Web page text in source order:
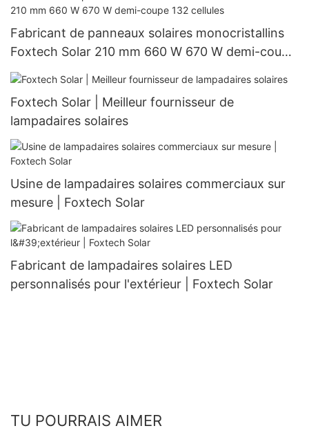
Fabricant de panneaux solaires monocristallins
Foxtech Solar 210 mm 660 W 670 W demi-coupe
132 cellules
Foxtech Solar | Meilleur fournisseur de
lampadaires solaires
Usine de lampadaires solaires commerciaux sur
mesure | Foxtech Solar
Fabricant de lampadaires solaires LED
personnalisés pour l'extérieur | Foxtech Solar
TU POURRAIS AIMER